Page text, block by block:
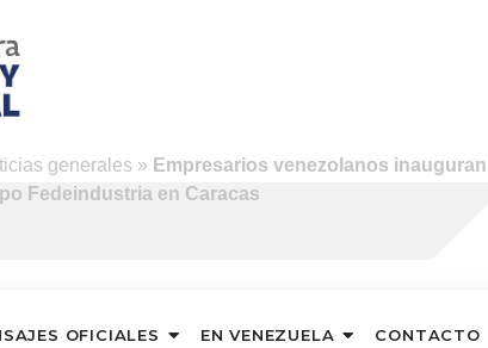
generales » Empresarios venezolanos inauguran
Fedeindustria en Caracas
OFICIALES EN VENEZUELA CONTACTO